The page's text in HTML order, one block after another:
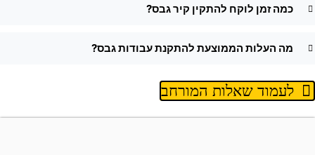
כמה זמן לוקח להתקין קיר גבס?
מה העלות הממוצעת להתקנת עבודות גבס?
לעמוד שאלות המורחב